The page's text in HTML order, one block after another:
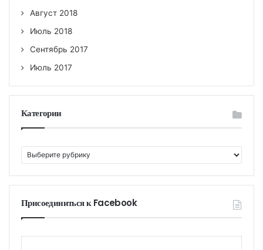
Август 2018
Июль 2018
Сентябрь 2017
Июль 2017
Категории
а
т
г
и
Присоединиться к Facebook